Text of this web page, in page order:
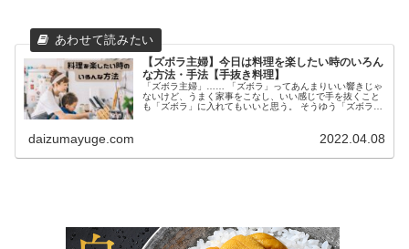
【ズボラ主婦】今日は料理を楽したい時のいろん
な方法・手法【手抜き料理】
「ズボラ主婦」…… 「ズボラ」ってあんまりいい響きじゃ
ないけど、うまく家事をこなし、いい感じで手を抜くこと
も「ズボラ」に入れてもいいと思う。 そうゆう「ズボラ主
daizumayuge.com 2022.04.08